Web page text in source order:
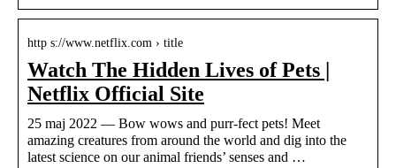
http s://www.netflix.com › title
Watch The Hidden Lives of Pets |
Netflix Official Site
25 maj 2022 — Bow wows and purr-fect pets! Meet
amazing creatures from around the world and dig into the
latest science on our animal friends’ senses and …